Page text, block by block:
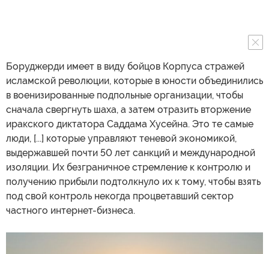
Боруджерди имеет в виду бойцов Корпуса стражей
исламской революции, которые в юности объединились
в военизированные подпольные организации, чтобы
сначала свергнуть шаха, а затем отразить вторжение
иракского диктатора Саддама Хусейна. Это те самые
люди, [...] которые управляют теневой экономикой,
выдержавшей почти 50 лет санкций и международной
изоляции. Их безграничное стремление к контролю и
получению прибыли подтолкнуло их к тому, чтобы взять
под свой контроль некогда процветавший сектор
частного интернет-бизнеса.